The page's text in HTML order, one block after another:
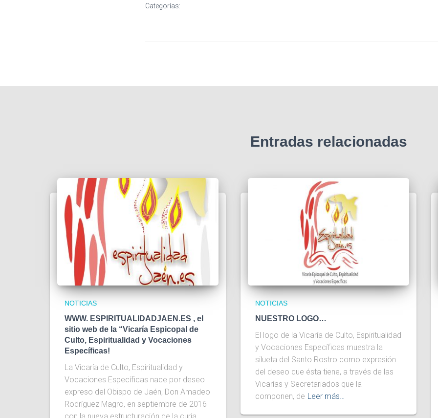
Categorías:
Entradas relacionadas
NOTICIAS
WWW. ESPIRITUALIDADJAEN.ES , el
sitio web de la “Vicaría Espicopal de
Culto, Espiritualidad y Vocaciones
Específicas!
La Vicaría de Culto, Espiritualidad y
Vocaciones Específicas nace por deseo
expreso del Obispo de Jaén, Don Amadeo
Rodríguez Magro, en septiembre de 2016
NOTICIAS
NUESTRO LOGO…
El logo de la Vicaría de Culto, Espiritualidad
y Vocaciones Específicas muestra la
silueta del Santo Rostro como expresión
del deseo que ésta tiene, a través de las
Vicarías y Secretariados que la
componen, de Leer más…